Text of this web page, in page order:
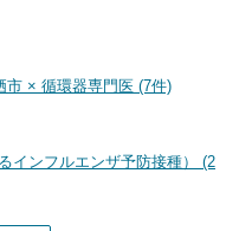
市 × 循環器専門医 (7件)
インフルエンザ予防接種） (2